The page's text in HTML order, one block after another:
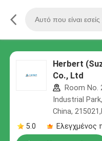
Herbert
Co., Ltd
Room No.
Industrial
China,
5.0
Ελεγχμένος